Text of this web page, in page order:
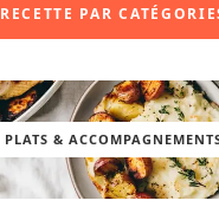
RECETTE PAR
PLATS &